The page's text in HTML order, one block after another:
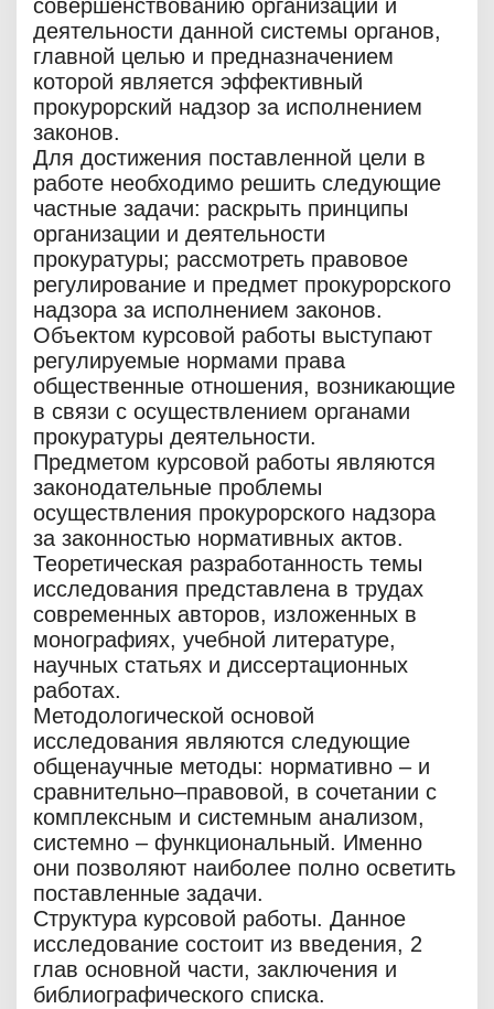
совершенствованию организации и
деятельности данной системы органов,
главной целью и предназначением
которой является эффективный
прокурорский надзор за исполнением
законов.
Для достижения поставленной цели в
работе необходимо решить следующие
частные задачи: раскрыть принципы
организации и деятельности
прокуратуры; рассмотреть правовое
регулирование и предмет прокурорского
надзора за исполнением законов.
Объектом курсовой работы выступают
регулируемые нормами права
общественные отношения, возникающие
в связи с осуществлением органами
прокуратуры деятельности.
Предметом курсовой работы являются
законодательные проблемы
осуществления прокурорского надзора
за законностью нормативных актов.
Теоретическая разработанность темы
исследования представлена в трудах
современных авторов, изложенных в
монографиях, учебной литературе,
научных статьях и диссертационных
работах.
Методологической основой
исследования являются следующие
общенаучные методы: нормативно – и
сравнительно–правовой, в сочетании с
комплексным и системным анализом,
системно – функциональный. Именно
они позволяют наиболее полно осветить
поставленные задачи.
Структура курсовой работы. Данное
исследование состоит из введения, 2
глав основной части, заключения и
библиографического списка.